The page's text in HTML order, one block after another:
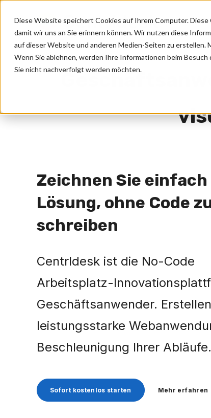
Diese Website speichert Cookies auf Ihrem Computer.
damit wir uns an Sie erinnern können. Wir nutzen diese
auf dieser Website und anderen Medien-Seiten zu
Wenn Sie ablehnen, werden Ihre Informationen beim
Sie nicht nachverfolgt werden möchten.
Zeichnen Sie
Lösung, ohne Code
schreiben
Centrldesk ist die No-Code
Arbeitsplatz-
Geschäftsanwender.
leistungsstarke
Beschleunigung Ihrer Abläufe.
Sofort kostenlos starten Mehr erfahren